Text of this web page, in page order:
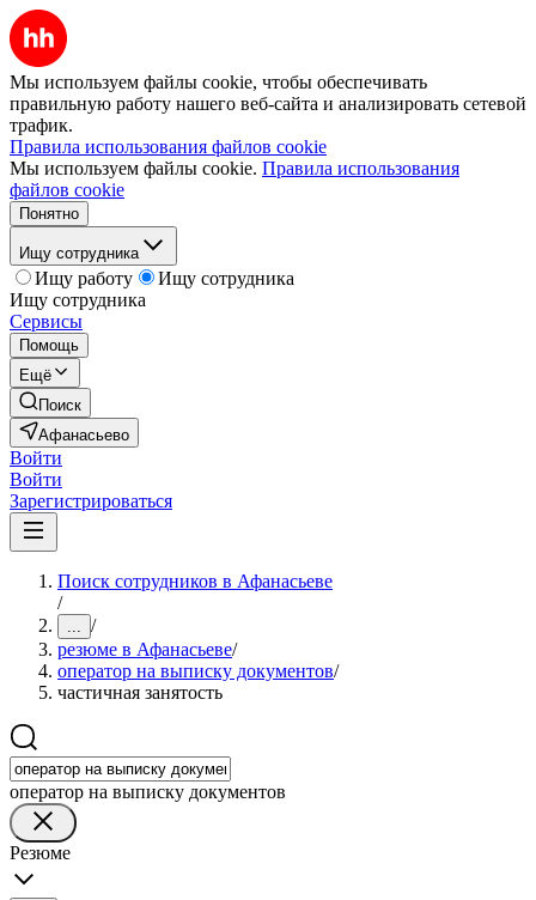
Мы используем файлы cookie, чтобы обеспечивать
правильную работу нашего веб-сайта и анализировать сетевой
трафик.
Правила использования файлов cookie
Мы используем файлы cookie. Правила использования
файлов cookie
Понятно
Ищу сотрудника
Ищу работу
Ищу сотрудника
Ищу сотрудника
Сервисы
Помощь
Ещё
Поиск
Афанасьево
Войти
Войти
Зарегистрироваться
Поиск сотрудников в Афанасьеве
/
... /
резюме в Афанасьеве/
оператор на выписку документов/
частичная занятость
оператор на выписку документов
Резюме